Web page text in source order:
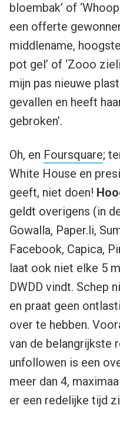
bloembak’ of
een offerte
middlename,
pot gel’ of ‘Zooo
mijn pas nieuwe
gevallen en heeft
gebroken’.
Oh, en Foursquare;
White House en
geeft, niet doen!
geldt overigens (in
Gowalla, Paper.li,
Facebook, Capica,
laat ook niet elke 5
DWDD vindt. Schep
en praat geen
over te hebben.
van de belangrijkste
unfollowen is een
meer dan 4,
er een redelijke tijd